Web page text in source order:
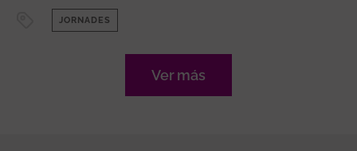
JORNADES
Ver más